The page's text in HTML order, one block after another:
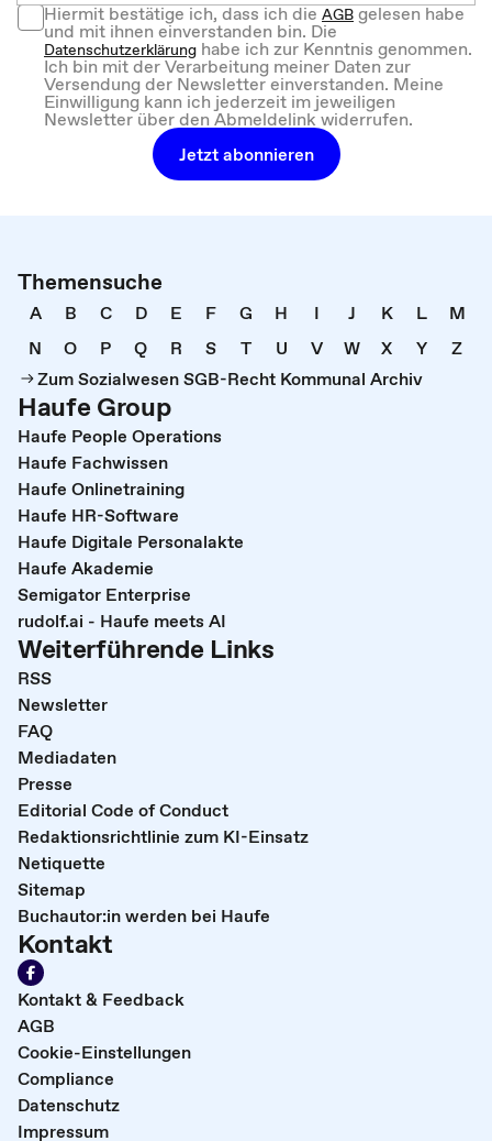
Hiermit bestätige ich, dass ich dieAGBgelesen habe
und mit ihnen einverstanden bin. Die
Datenschutzerklärung habe ich zur Kenntnis genommen.
Ich bin mit der Verarbeitung meiner Daten zur
Versendung der Newsletter einverstanden. Meine
Einwilligung kann ich jederzeit im jeweiligen
Newsletter über den Abmeldelink widerrufen.
Jetzt abonnieren
Themensuche
A B C D E F G H I J K L
M
N
O P Q R S T U V W X Y
Z
Zum Sozialwesen SGB-Recht Kommunal Archiv
Haufe Group
Haufe People Operations
Haufe Fachwissen
Haufe Onlinetraining
Haufe HR-Software
Haufe Digitale Personalakte
Haufe Akademie
Semigator Enterprise
rudolf.ai - Haufe meets AI
Weiterführende Links
RSS
Newsletter
FAQ
Mediadaten
Presse
Editorial Code of Conduct
Redaktionsrichtlinie zum KI-Einsatz
Netiquette
Sitemap
Buchautor:in werden bei Haufe
Kontakt
Kontakt & Feedback
AGB
Cookie-Einstellungen
Compliance
Datenschutz
Impressum